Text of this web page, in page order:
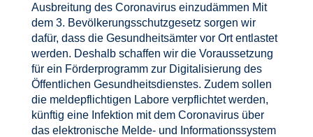
Ausbreitung des Coronavirus einzudämmen Mit
dem 3. Bevölkerungsschutzgesetz sorgen wir
dafür, dass die Gesundheitsämter vor Ort entlastet
werden. Deshalb schaffen wir die Voraussetzung
für ein Förderprogramm zur Digitalisierung des
Öffentlichen Gesundheitsdienstes. Zudem sollen
die meldepflichtigen Labore verpflichtet werden,
künftig eine Infektion mit dem Coronavirus über
das elektronische Melde- und Informationssystem